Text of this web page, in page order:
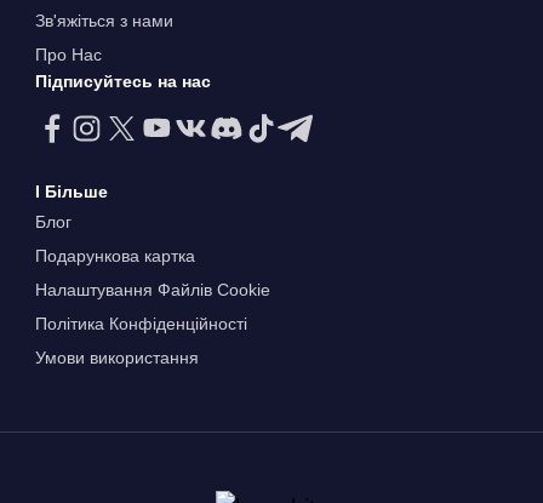
Зв'яжіться з нами
Про Нас
Підписуйтесь на нас
І Більше
Блог
Подарункова картка
Налаштування Файлів Сookie
Політика Конфіденційності
Умови використання